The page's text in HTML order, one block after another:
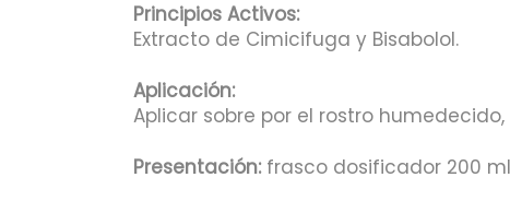
Principios Activos:
Extracto de Cimicifuga y Bisabolol.
Aplicación:
Aplicar sobre por el rostro
Presentación:frasco dosificador 200